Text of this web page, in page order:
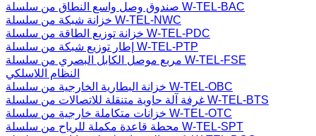
صندوق وصل واسع النطاق من سلسلة W-TEL-BAC
خزانة شبكة من سلسلة W-TEL-NWC
خزانة توزيع الطاقة من سلسلة W-TEL-PDC
إطار توزيع شبكة من سلسلة W-TEL-PTP
مربع موصل الكابل البصري من سلسلة W-TEL-FSE
النظام اللاسلكي
خزانة البطارية الخارجية من سلسلة W-TEL-OBC
غرفة آلة حاوية متنقلة للاتصالات من سلسلة W-TEL-BTS
خزانات متكاملة خارجية من سلسلة W-TEL-OTC
محطة قاعدة مكملة للرياح من سلسلة W-TEL-SPT